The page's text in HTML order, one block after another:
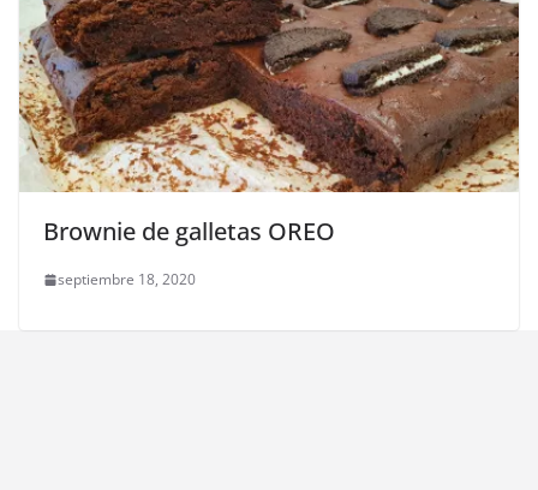
Brownie de galletas OREO
septiembre 18, 2020